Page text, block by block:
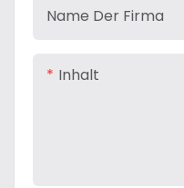
Name Der Firma
Inhalt